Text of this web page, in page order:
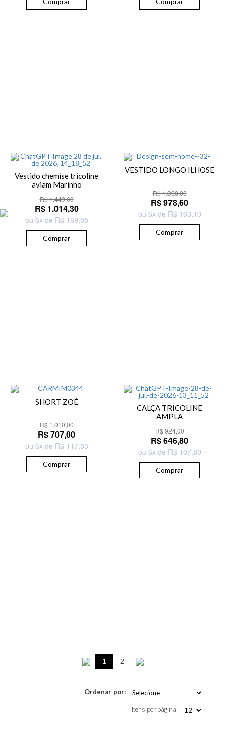
Vestido chemise tricoline
aviam Marinho
R$ 1.449,00
R$ 1.014,30
ou 6x de R$ 169,05
Comprar
VESTIDO LONGO ILHOSE
R$ 1.398,00
R$ 978,60
ou 6x de R$ 163,10
Comprar
SHORT ZOÉ
R$ 1.010,00
R$ 707,00
ou 6x de R$ 117,83
Comprar
CALÇA TRICOLINE
AMPLA
R$ 924,00
R$ 646,80
ou 6x de R$ 107,80
Comprar
1 2
Ordenar por:
Itens por página: